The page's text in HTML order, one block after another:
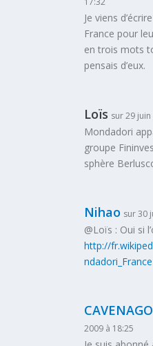
Je viens
France pour
en trois mots
pensais d’eux.
Loïs sur 29
Mondadori
groupe
sphère
Nihao sur 30
@Loïs : Oui si
http://
ndadori_France
CAVENAGO
2009 à 18:25